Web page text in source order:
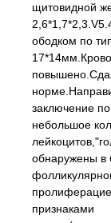
щитовидной
ободком по
заключение
небольшое
обнаружены в
признаками